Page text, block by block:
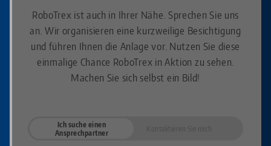
RoboTrex ist auch in Ihrer Nähe. Sprechen Sie uns
an. Wir organisieren eine kurzweilige Besichtigung
und führen Ihnen die Anlage vor. Nutzen Sie diese
einmalige Chance RoboTrex in Aktion zu sehen.
Machen Sie sich selbst ein Bild!
Ich suche einen
Ansprechpartner
Kontaktieren Sie mich